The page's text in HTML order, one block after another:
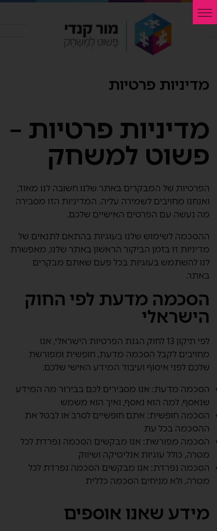
מדיניות פרטיות
מדיניות פרטיות –
פשוט למשחק
הפרטיות של המבקרים באתר שלנו חשובה לנו מאוד,
ואנחנו מחויבים לשמירה עליה. המדיניות הזו מסבירה
מה נעשה עם הפרטים האישיים שלכם.
ההסכמה לשימוש שלנו בעוגיות בהתאם לתנאים של
מדיניות זו בזמן הביקור הראשון באתר שלנו, מאפשרת
לנו להשתמש בעוגיות בכל פעם שאתם מבקרים
באתר.
הסכמה מדעת לפי החוק
הישראלי
לפי תיקון 13 לחוק הגנת הפרטיות הישראלי, אנו
מחויבים לקבל הסכמה מדעת, חופשית ומפורשת
שלכם לפני איסוף ועיבוד המידע האישי שלכם.
הסכמה מדעת: אנו מסבירים לכם בבירור מה המידע
שנאסף, למה הוא נאסף, ואיך הוא משמש
הסכמה חופשית: אתם חופשיים לסרב או לבטל את
ההסכמה בכל עת
הסכמה מפורשת: אנו מבקשים הסכמה נפרדת לכל
מטרה, כולל עוגיות אנליטיקה ושיווק
הסכמה נפרדת: אנו מבקשים הסכמה נפרדת לכל
מטרה, ולא מניחים הסכמה כללית
מידע שאנו אוספים